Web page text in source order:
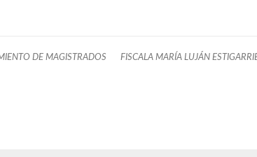
DE MAGISTRADOS FISCALA MARÍA LUJÁN